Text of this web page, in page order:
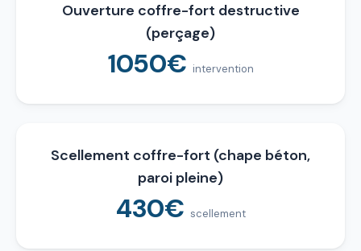
Ouverture coffre-fort destructive
(perçage)
1050€ intervention
Scellement coffre-fort (chape béton,
paroi pleine)
430€ scellement